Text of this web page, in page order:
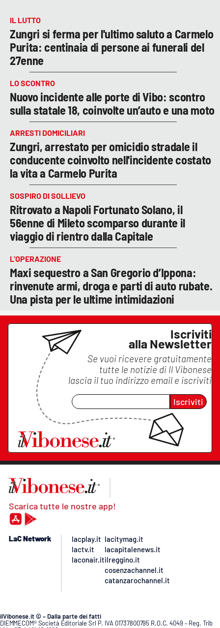
IL LUTTO
Zungri si ferma per l'ultimo saluto a Carmelo
Purita: centinaia di persone ai funerali del
27enne
LO SCONTRO
Nuovo incidente alle porte di Vibo: scontro
sulla statale 18, coinvolte un’auto e una moto
ARRESTI DOMICILIARI
Zungri, arrestato per omicidio stradale il
conducente coinvolto nell'incidente costato
la vita a Carmelo Purita
SOSPIRO DI SOLLIEVO
Ritrovato a Napoli Fortunato Solano, il
56enne di Mileto scomparso durante il
viaggio di rientro dalla Capitale
L’OPERAZIONE
Maxi sequestro a San Gregorio d’Ippona:
rinvenute armi, droga e parti di auto rubate.
Una pista per le ultime intimidazioni
Iscriviti
alla Newsletter
Se vuoi ricevere gratuitamente
tutte le notizie di Il Vibonese
lascia il tuo indirizzo email e iscriviti
Iscriviti
Scarica tutte le nostre app!
LaC Network
lacplay.it
lactv.it
laconair.it
lacitymag.it
lacapitalenews.it
ilreggino.it
cosenzachannel.it
catanzarochannel.it
ilVibonese.it © – Dalla parte dei fatti
DIEMMECOM® Società Editoriale Srl P. IVA 01737800795 R.O.C. 4049 – Reg. Trib